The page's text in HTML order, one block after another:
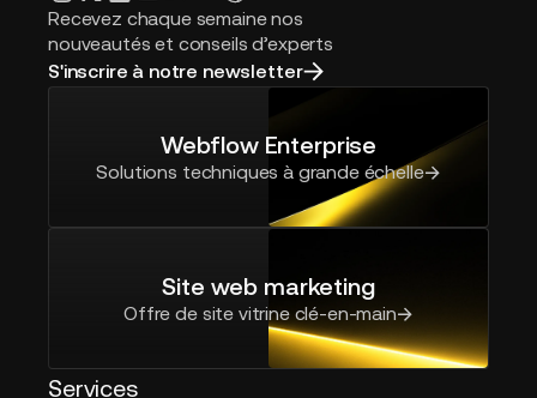
Recevez chaque semaine nos
nouveautés et conseils d’experts
S'inscrire à notre newsletter
Webflow Enterprise
Solutions techniques à grande échelle
Site web marketing
Offre de site vitrine clé-en-main
Services